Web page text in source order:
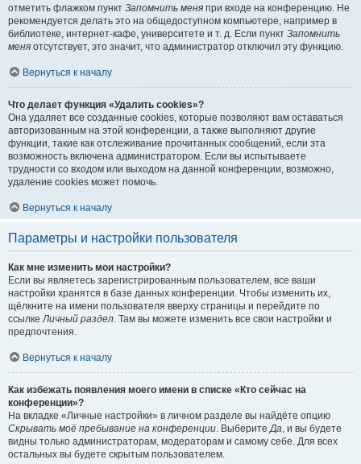
отметить флажком пункт Запомнить меня при входе на конференцию. Не
рекомендуется делать это на общедоступном компьютере, например в
библиотеке, интернет-кафе, университете и т. д. Если пункт Запомнить
меня отсутствует, это значит, что администратор отключил эту функцию.
Вернуться к началу
Что делает функция «Удалить cookies»?
Она удаляет все созданные cookies, которые позволяют вам оставаться
авторизованным на этой конференции, а также выполняют другие
функции, такие как отслеживание прочитанных сообщений, если эта
возможность включена администратором. Если вы испытываете
трудности со входом или выходом на данной конференции, возможно,
удаление cookies может помочь.
Вернуться к началу
Параметры и настройки пользователя
Как мне изменить мои настройки?
Если вы являетесь зарегистрированным пользователем, все ваши
настройки хранятся в базе данных конференции. Чтобы изменить их,
щёлкните на имени пользователя вверху страницы и перейдите по
ссылкеЛичный раздел. Там вы можете изменить все свои настройки и
предпочтения.
Вернуться к началу
Как избежать появления моего имени в списке «Кто сейчас на
конференции»?
На вкладке «Личные настройки» в личном разделе вы найдёте опцию
Скрывать моё пребывание на конференции. ВыберитеДа, и вы будете
видны только администраторам, модераторам и самому себе. Для всех
остальных вы будете скрытым пользователем.